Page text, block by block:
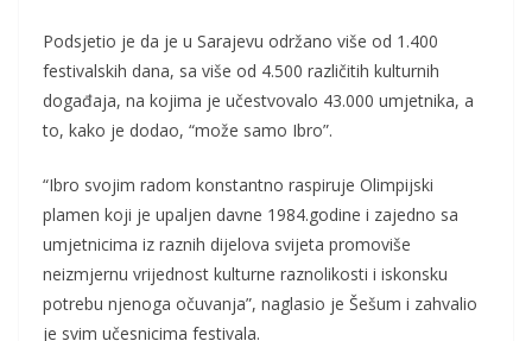
Podsjetio je da je u Sarajevu održano više od 1.400
festivalskih dana, sa više od 4.500 različitih kulturnih
događaja, na kojima je učestvovalo 43.000 umjetnika, a
to, kako je dodao, “može samo Ibro”.
“Ibro svojim radom konstantno raspiruje Olimpijski
plamen koji je upaljen davne 1984.godine i zajedno sa
umjetnicima iz raznih dijelova svijeta promoviše
neizmjernu vrijednost kulturne raznolikosti i iskonsku
potrebu njenoga očuvanja”, naglasio je Šešum i zahvalio
je svim učesnicima festivala.